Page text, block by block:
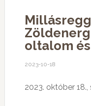
oltalom
2023-10-18
2023. október